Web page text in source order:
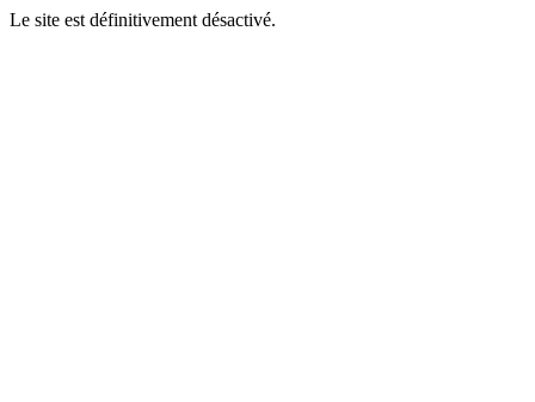
Le site est définitivement désactivé.